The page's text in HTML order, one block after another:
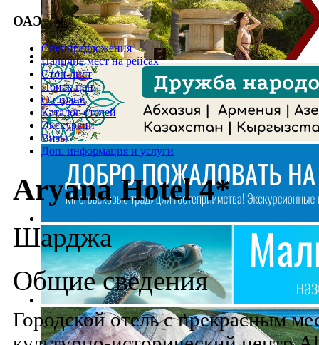
ОАЭ
Спецпредложения
Наличие мест на рейсах
Стоп-лист
Поиск цен
О стране
Каталог отелей
Экскурсии
Визы
Доп. информация и услуги
Aryana Hotel 4*
Шарджа
Общие сведения
Городской отель с прекрасным